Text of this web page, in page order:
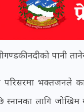
नदीको पानी
परिसरमा भक्तजनले
स्नानका लागि